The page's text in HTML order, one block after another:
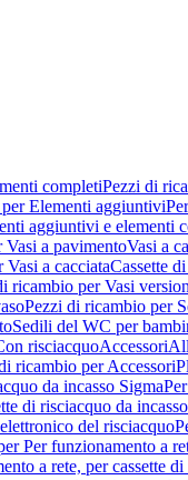
completiPezzi di
Elementi aggiuntivi
aggiuntivi e elementi
a pavimentoVasi a
a cacciataCassette
ricambio per Vasi
Pezzi di ricambio per
Sedili del WC per
risciacquoAccessori
ricambio per Accessori
da incasso Sigma
di risciacquo da
del risciacquo
Per funzionamento a
a rete, per cassette